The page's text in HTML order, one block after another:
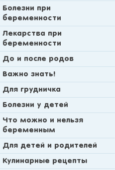
Болезни при
беременности
Лекарства при
беременности
До и после родов
Важно знать!
Для грудничка
Болезни у детей
Что можно и нельзя
беременным
Для детей и родителей
Кулинарные рецепты